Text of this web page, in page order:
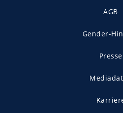
AGB
Gender-
Presse